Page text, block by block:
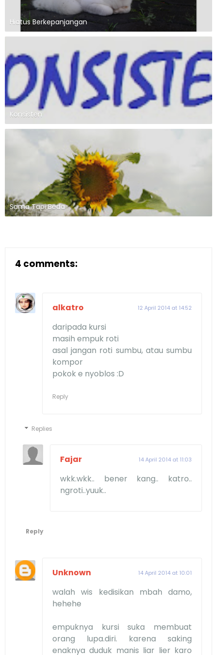
Hiatus Berkepanjangan
Konsisten
Sama Tapi Beda
4 comments:
alkatro 12 April 2014 at 14:52
daripada kursi
masih empuk roti
asal jangan roti sumbu, atau sumbu
kompor
pokok e nyoblos :D
Reply
Replies
Fajar 14 April 2014 at 11:03
wkk.wkk.. bener kang.. katro..
ngroti..yuuk..
Reply
Unknown 14 April 2014 at 10:01
walah wis kedisikan mbah damo,
hehehe
empuknya kursi suka membuat
orang lupa.diri. karena saking
enaknya duduk manis liar lier karo